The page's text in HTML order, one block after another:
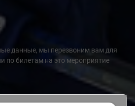
данные, мы перезвоним вам для
по билетам на это мероприятие